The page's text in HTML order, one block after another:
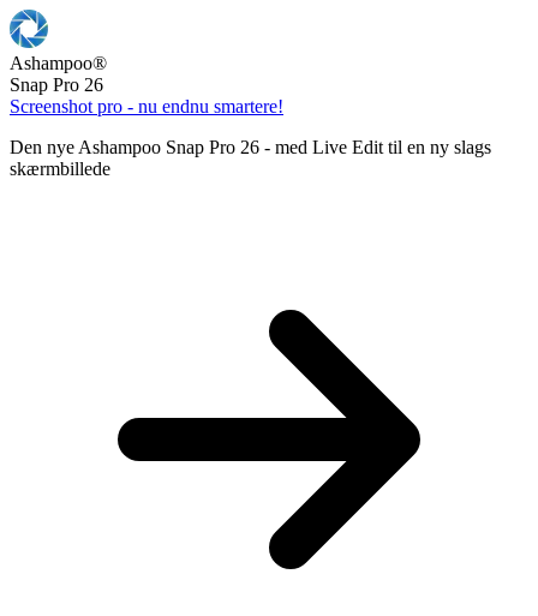
Ashampoo®
Snap Pro 26
Screenshot pro - nu endnu smartere!
Den nye Ashampoo Snap Pro 26 - med Live Edit til en ny slags
skærmbillede